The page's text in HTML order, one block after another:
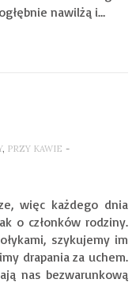
nawilżą i…
, PRZY KAWIE -
więc każdego dnia
o członków rodziny.
szykujemy im
drapania za uchem.
nas bezwarunkową